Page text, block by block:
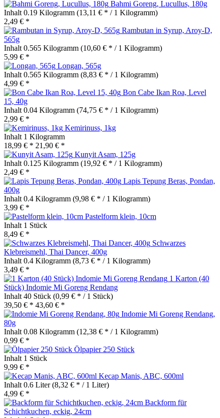
Bahmi Goreng, Lucullus, 180g
Inhalt 0.19 Kilogramm (13,11 € * / 1 Kilogramm)
2,49 € *
Rambutan in Syrup, Aroy-D,
565g
Inhalt 0.565 Kilogramm (10,60 € * / 1 Kilogramm)
5,99 € *
Longan, 565g
Inhalt 0.565 Kilogramm (8,83 € * / 1 Kilogramm)
4,99 € *
Bon Cabe Ikan Roa, Level
15, 40g
Inhalt 0.04 Kilogramm (74,75 € * / 1 Kilogramm)
2,99 € *
Kemirinuss, 1kg
Inhalt 1 Kilogramm
18,99 € * 21,90 € *
Kunyit Asam, 125g
Inhalt 0.125 Kilogramm (19,92 € * / 1 Kilogramm)
2,49 € *
Lapis Tepung Beras, Pondan,
400g
Inhalt 0.4 Kilogramm (9,98 € * / 1 Kilogramm)
3,99 € *
Pastelform klein, 10cm
Inhalt 1 Stück
8,49 € *
Schwarzes
Klebreismehl, Thai Dancer, 400g
Inhalt 0.4 Kilogramm (8,73 € * / 1 Kilogramm)
3,49 € *
1 Karton (40
Stück) Indomie Mi Goreng Rendang
Inhalt 40 Stück (0,99 € * / 1 Stück)
39,50 € * 43,60 € *
Indomie Mi Goreng Rendang,
80g
Inhalt 0.08 Kilogramm (12,38 € * / 1 Kilogramm)
0,99 € *
Ölpapier 250 Stück
Inhalt 1 Stück
9,99 € *
Kecap Manis, ABC, 600ml
Inhalt 0.6 Liter(8,32 € * / 1 Liter)
4,99 € *
Backform für
Schichtkuchen, eckig, 24cm